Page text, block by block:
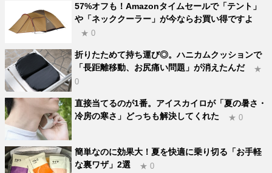
57%オフも！Amazonタイムセールで「テント」
や「ネッククーラー」が今ならお買い得ですよ
★ 0
折りたためて持ち運び◎。ハニカムクッションで
「長距離移動、お尻痛い問題」が消えたんだ
★
0
直接当てるのが1番。アイスカイロが「夏の暑さ・
冷房の寒さ」どっちも解決してくれた
★ 0
簡単なのに効果大！夏を快適に乗り切る「お手軽
な裏ワザ」2選
★ 0